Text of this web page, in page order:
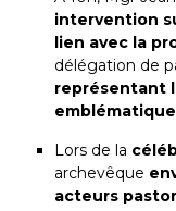
intervention
lien avec la
délégation de
représentant
Lors de la
archevêque
acteurs